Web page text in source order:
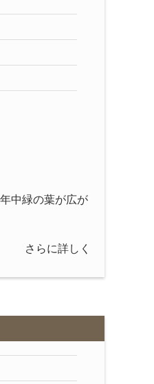
中緑の葉が広が
さらに詳しく